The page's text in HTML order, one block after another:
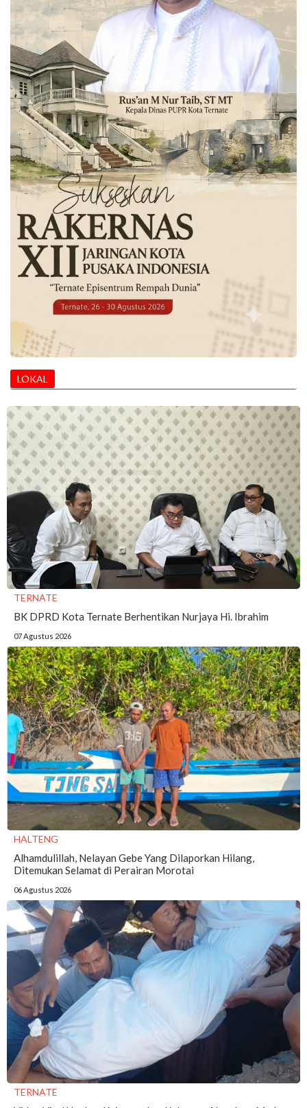
LOKAL
TERNATE
BK DPRD Kota Ternate Berhentikan Nurjaya Hi. Ibrahim
07 Agustus 2026
HALTENG
Alhamdulillah, Nelayan Gebe Yang Dilaporkan Hilang,
Ditemukan Selamat di Perairan Morotai
06 Agustus 2026
TERNATE